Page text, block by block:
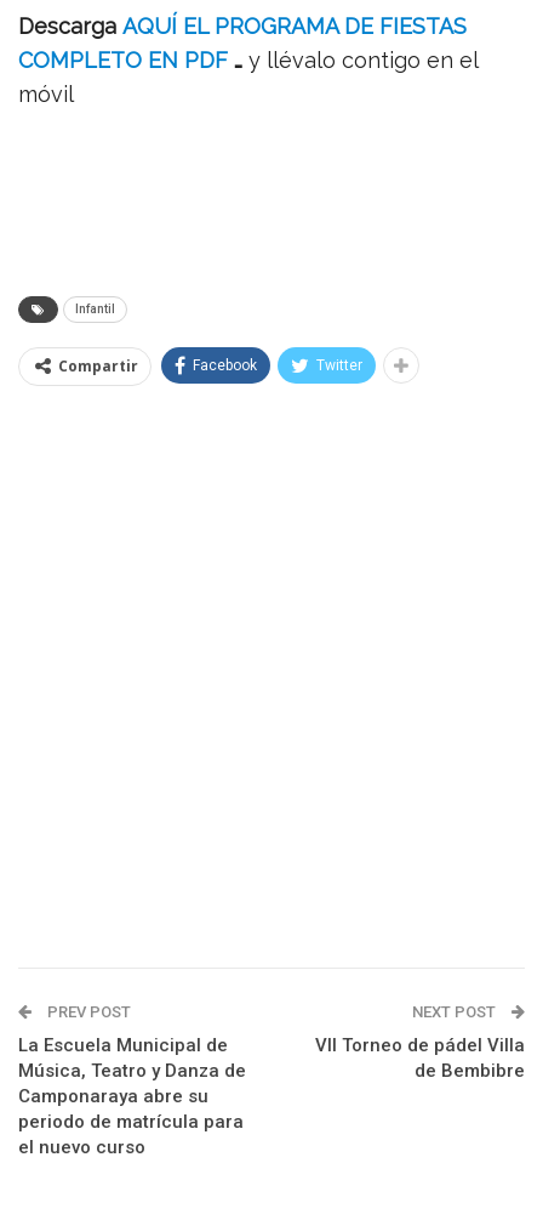
Descarga AQUÍ EL PROGRAMA DE FIESTAS
COMPLETO EN PDF … y llévalo contigo en el
móvil
Infantil
Compartir Facebook Twitter
PREV POST
La Escuela Municipal de
Música, Teatro y Danza de
Camponaraya abre su
periodo de matrícula para
el nuevo curso
NEXT POST
VII Torneo de pádel Villa
de Bembibre